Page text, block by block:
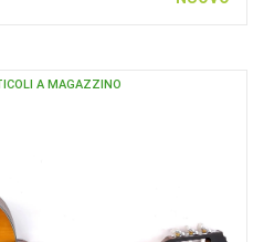
A MAGAZZINO